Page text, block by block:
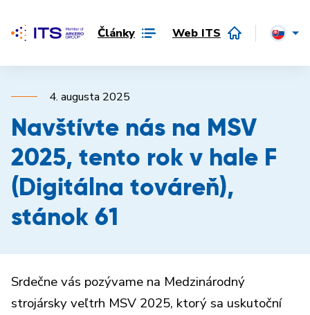
Články Web ITS
4. augusta 2025
Navštívte nás na MSV
2025, tento rok v hale F
(Digitálna továreň),
stánok 61
Srdečne vás pozývame na Medzinárodný
strojársky veľtrh MSV 2025, ktorý sa uskutoční